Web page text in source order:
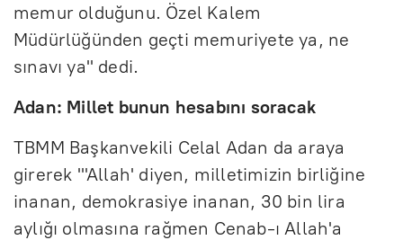
memur olduğunu. Özel Kalem
Müdürlüğünden geçti memuriyete ya, ne
sınavı ya" dedi.
Adan: Millet bunun hesabını soracak
TBMM Başkanvekili Celal Adan da araya
girerek "'Allah' diyen, milletimizin birliğine
inanan, demokrasiye inanan, 30 bin lira
aylığı olmasına rağmen Cenab-ı Allah'a